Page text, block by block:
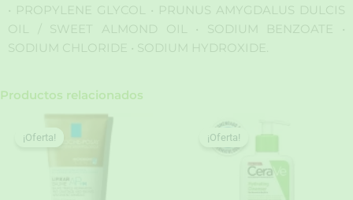
• PROPYLENE GLYCOL • PRUNUS AMYGDALUS DULCIS
OIL / SWEET ALMOND OIL • SODIUM BENZOATE •
SODIUM CHLORIDE • SODIUM HYDROXIDE.
Productos relacionados
¡Oferta!
¡Oferta! ¡Oferta!
¡Oferta!